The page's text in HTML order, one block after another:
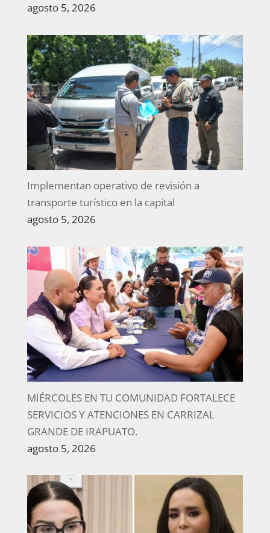
agosto 5, 2026
Implementan operativo de revisión a
transporte turístico en la capital
agosto 5, 2026
MIÉRCOLES EN TU COMUNIDAD FORTALECE
SERVICIOS Y ATENCIONES EN CARRIZAL
GRANDE DE IRAPUATO.
agosto 5, 2026